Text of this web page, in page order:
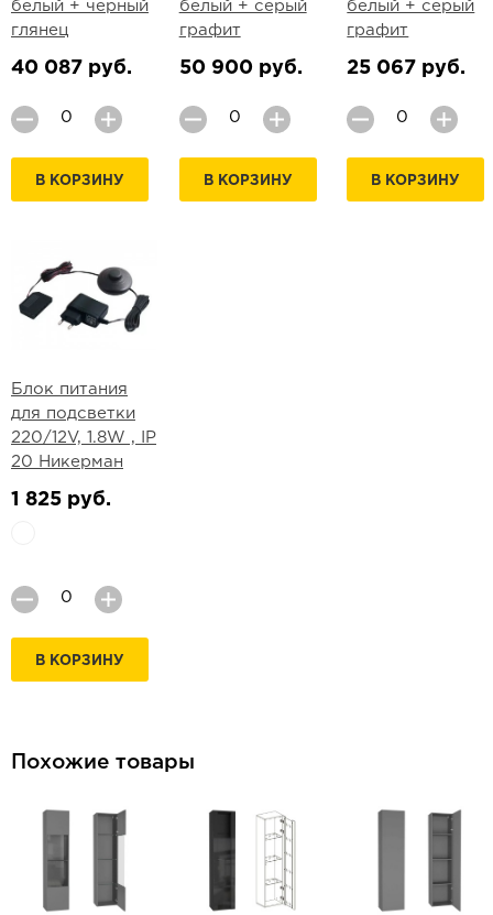
белый + черный
глянец
40 087 руб.
В КОРЗИНУ
белый + серый
графит
50 900 руб.
В КОРЗИНУ
белый + серый
графит
25 067 руб.
В КОРЗИНУ
Блок питания
для подсветки
220/12V, 1.8W , IP
20 Никерман
1 825 руб.
В КОРЗИНУ
Похожие товары